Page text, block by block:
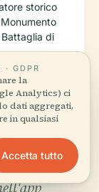
storico
di
· GDPR
la
Analytics) ci
dati aggregati,
in qualsiasi
Accetta tutto